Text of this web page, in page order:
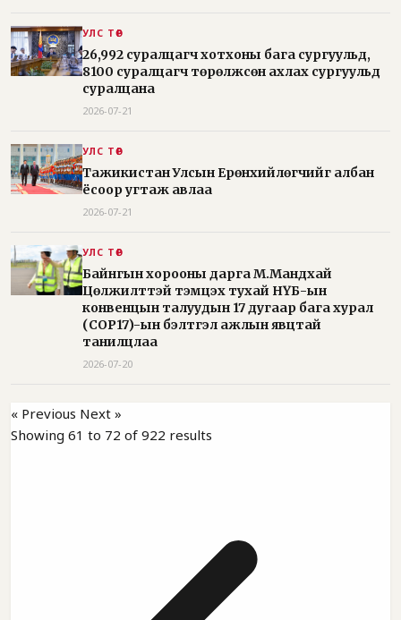
УЛС ТӨР
26,992 суралцагч хотхоны бага сургуульд,
8100 суралцагч төрөлжсөн ахлах сургуульд
суралцана
2026-07-21
УЛС ТӨР
Тажикистан Улсын Ерөнхийлөгчийг албан
ёсоор угтаж авлаа
2026-07-21
УЛС ТӨР
Байнгын хорооны дарга М.Мандхай
Цөлжилттэй тэмцэх тухай НҮБ-ын
конвенцын талуудын 17 дугаар бага хурал
(СОР17)-ын бэлтгэл ажлын явцтай
танилцлаа
2026-07-20
« Previous Next »
Showing 61 to 72 of 922 results